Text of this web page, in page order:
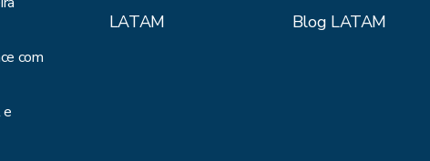
com
e
LATAM
Blog LATAM